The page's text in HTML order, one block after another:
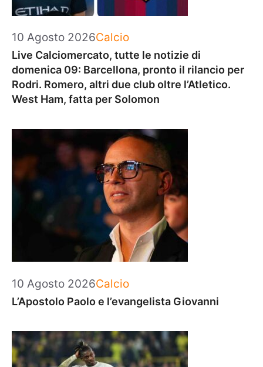
10 Agosto 2026Categorie
Calcio
Live Calciomercato, tutte le notizie di
domenica 09: Barcellona, pronto il rilancio per
Rodri. Romero, altri due club oltre l’Atletico.
West Ham, fatta per Solomon
10 Agosto 2026Categorie
Calcio
L’Apostolo Paolo e l’evangelista Giovanni